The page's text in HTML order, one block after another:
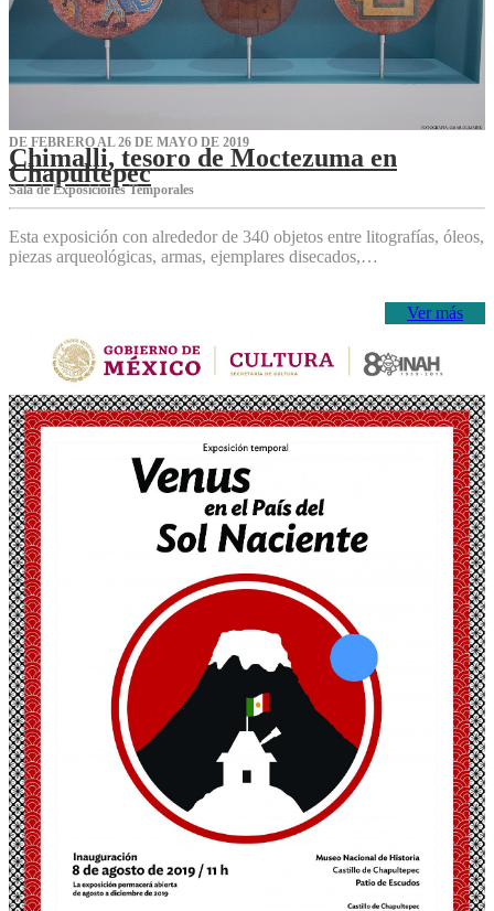
DE FEBRERO AL 26 DE MAYO DE 2019
Chimalli, tesoro de Moctezuma en
Chapultepec
Sala de Exposiciones Temporales
Esta exposición con alrededor de 340 objetos entre litografías, óleos,
piezas arqueológicas, armas, ejemplares disecados,…
Ver más